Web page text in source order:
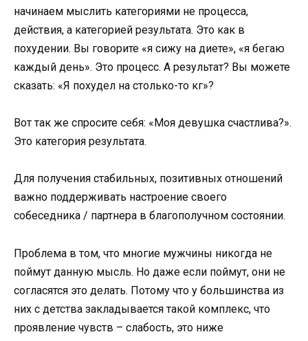
начинаем мыслить категориями не процесса,
действия, а категорией результата. Это как в
похудении. Вы говорите «я сижу на диете», «я бегаю
каждый день». Это процесс. А результат? Вы можете
сказать: «Я похудел на столько-то кг»?
Вот так же спросите себя: «Моя девушка счастлива?».
Это категория результата.
Для получения стабильных, позитивных отношений
важно поддерживать настроение своего
собеседника / партнера в благополучном состоянии.
Проблема в том, что многие мужчины никогда не
поймут данную мысль. Но даже если поймут, они не
согласятся это делать. Потому что у большинства из
них с детства закладывается такой комплекс, что
проявление чувств – слабость, это ниже